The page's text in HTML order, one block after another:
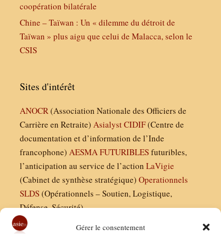
Gérer le consentement
coopération bilatérale
Chine – Taïwan : Un « dilemme du détroit de
Taïwan » plus aigu que celui de Malacca, selon le
CSIS
Sites d'intérêt
ANOCR(Association Nationale des Officiers de
Carrière en Retraite) AsialystCIDIF(Centre de
documentation et d’information de l’Inde
francophone) AESMAFUTURIBLESfuturibles,
l’anticipation au service de l’action LaVigie
(Cabinet de synthèse stratégique) Operationnels
SLDS(Opérationnels – Soutien, Logistique,
Défense, Sécurité)